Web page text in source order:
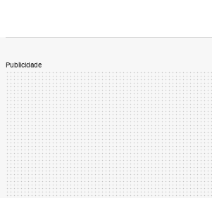
Publicidade